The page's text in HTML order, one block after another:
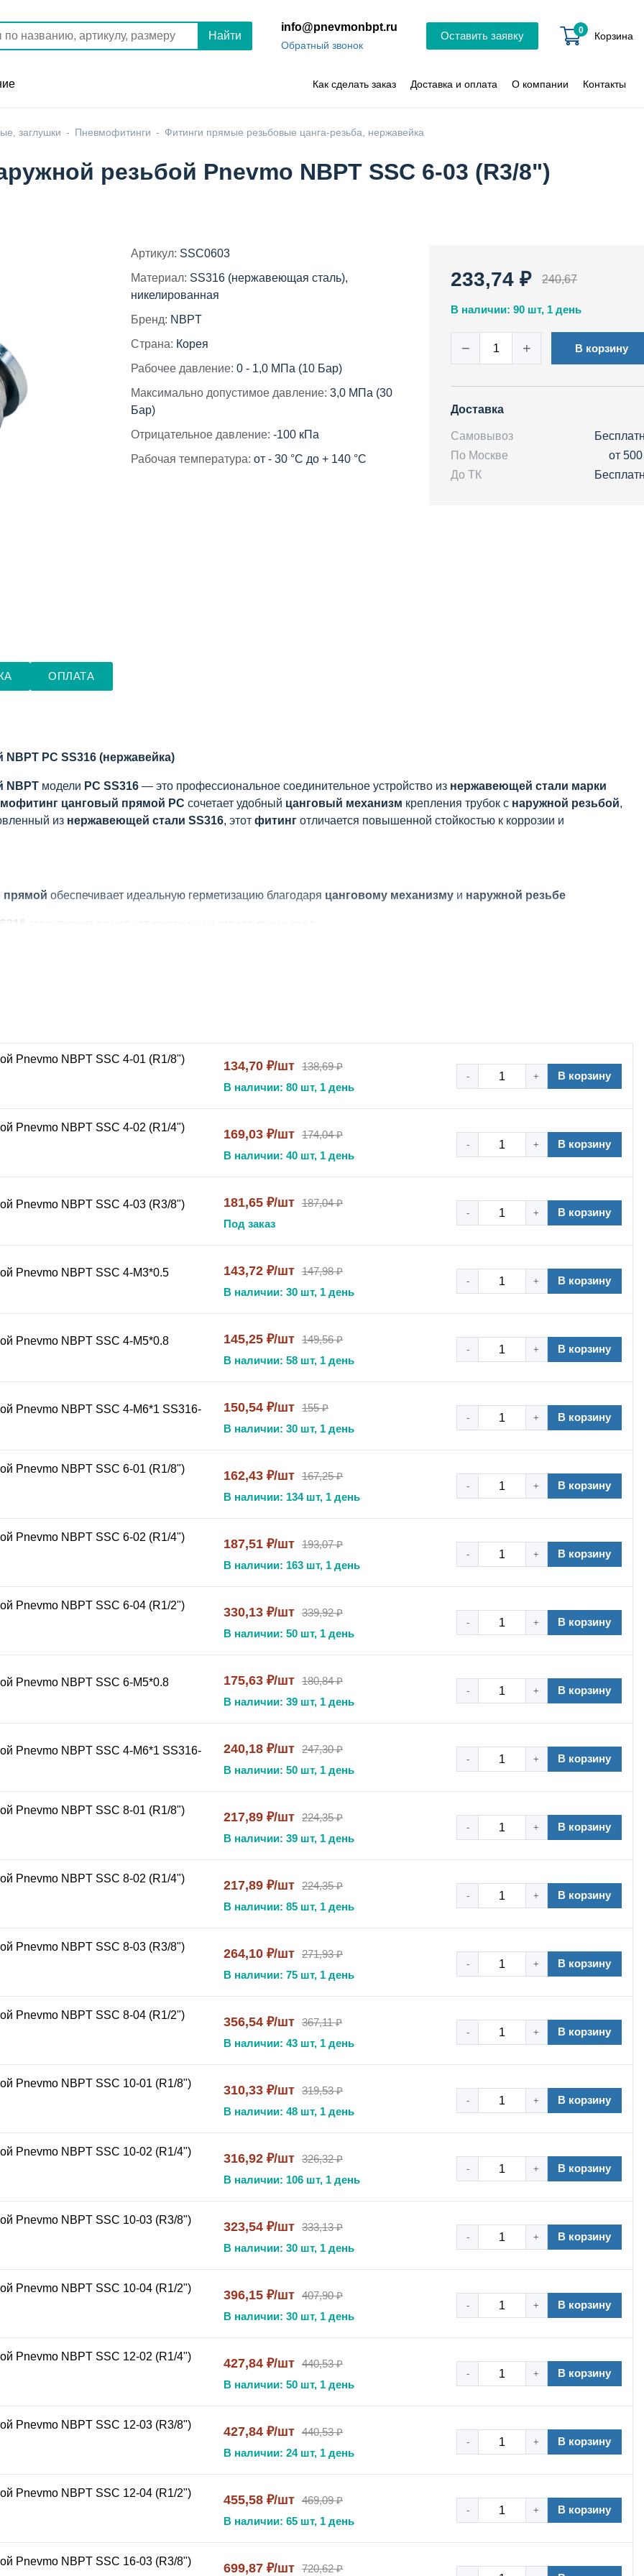
Найти
info@pnevmonbpt.ru
Обратный звонок
Оставить заявку 0 Корзина
Как сделать заказ Доставка и оплата О компании Контакты
заглушки Пневмофитинги Фитинги прямые резьбовые цанга-резьба, нержавейка
резьбой Pnevmo NBPT SSC 6-03 (R3/8")
Артикул: SSC0603
Материал: SS316 (нержавеющая сталь),
никелированная
Бренд: NBPT
Страна: Корея
Рабочее давление: 0 - 1,0 МПа (10 Бар)
Максимально допустимое давление: 3,0 МПа (30
Бар)
Отрицательное давление: -100 кПа
Рабочая температура: от - 30 °C до + 140 °C
233,74 ₽ 240,67
В наличии: 90 шт, 1 день
− + В корзину
Доставка
Самовывоз
По Москве
от
До ТК
ОПЛАТА
PC SS316 (нержавейка)
NBPT модели PC SS316 — это профессиональное соединительное устройство из нержавеющей стали марки
цанговый прямой PC сочетает удобный цанговый механизм крепления трубок с наружной резьбой,
из нержавеющей стали SS316, этот фитинг отличается повышенной стойкостью к коррозии и
прямой обеспечивает идеальную герметизацию благодаря цанговому механизму и наружной резьбе
и химической промышленности
PC SS316 применяется:
давления
PC SS316 — это профессиональное решение для:
для ответственных соединений в промышленных пневмосистемах!
Pnevmo NBPT SSC 4-01 (R1/8")
134,70 ₽/шт 138,69 ₽
В наличии: 80 шт, 1 день
- + В корзину
Pnevmo NBPT SSC 4-02 (R1/4")
169,03 ₽/шт 174,04 ₽
В наличии: 40 шт, 1 день
- + В корзину
Pnevmo NBPT SSC 4-03 (R3/8")
181,65 ₽/шт 187,04 ₽
Под заказ
- + В корзину
Pnevmo NBPT SSC 4-М3*0.5
143,72 ₽/шт 147,98 ₽
В наличии: 30 шт, 1 день
- + В корзину
Pnevmo NBPT SSC 4-М5*0.8
145,25 ₽/шт 149,56 ₽
В наличии: 58 шт, 1 день
- + В корзину
Pnevmo NBPT SSC 4-М6*1 SS316-
150,54 ₽/шт 155 ₽
В наличии: 30 шт, 1 день
- + В корзину
Pnevmo NBPT SSC 6-01 (R1/8")
162,43 ₽/шт 167,25 ₽
В наличии: 134 шт, 1 день
- + В корзину
Pnevmo NBPT SSC 6-02 (R1/4")
187,51 ₽/шт 193,07 ₽
В наличии: 163 шт, 1 день
- + В корзину
Pnevmo NBPT SSC 6-04 (R1/2")
330,13 ₽/шт 339,92 ₽
В наличии: 50 шт, 1 день
- + В корзину
Pnevmo NBPT SSC 6-М5*0.8
175,63 ₽/шт 180,84 ₽
В наличии: 39 шт, 1 день
- + В корзину
Pnevmo NBPT SSC 4-М6*1 SS316-
240,18 ₽/шт 247,30 ₽
В наличии: 50 шт, 1 день
- + В корзину
Pnevmo NBPT SSC 8-01 (R1/8")
217,89 ₽/шт 224,35 ₽
В наличии: 39 шт, 1 день
- + В корзину
Pnevmo NBPT SSC 8-02 (R1/4")
217,89 ₽/шт 224,35 ₽
В наличии: 85 шт, 1 день
- + В корзину
Pnevmo NBPT SSC 8-03 (R3/8")
264,10 ₽/шт 271,93 ₽
В наличии: 75 шт, 1 день
- + В корзину
Pnevmo NBPT SSC 8-04 (R1/2")
356,54 ₽/шт 367,11 ₽
В наличии: 43 шт, 1 день
- + В корзину
Pnevmo NBPT SSC 10-01 (R1/8")
310,33 ₽/шт 319,53 ₽
В наличии: 48 шт, 1 день
- + В корзину
Pnevmo NBPT SSC 10-02 (R1/4")
316,92 ₽/шт 326,32 ₽
В наличии: 106 шт, 1 день
- + В корзину
Pnevmo NBPT SSC 10-03 (R3/8")
323,54 ₽/шт 333,13 ₽
В наличии: 30 шт, 1 день
- + В корзину
Pnevmo NBPT SSC 10-04 (R1/2")
396,15 ₽/шт 407,90 ₽
В наличии: 30 шт, 1 день
- + В корзину
Pnevmo NBPT SSC 12-02 (R1/4")
427,84 ₽/шт 440,53 ₽
В наличии: 50 шт, 1 день
- + В корзину
Pnevmo NBPT SSC 12-03 (R3/8")
427,84 ₽/шт 440,53 ₽
В наличии: 24 шт, 1 день
- + В корзину
Pnevmo NBPT SSC 12-04 (R1/2")
455,58 ₽/шт 469,09 ₽
В наличии: 65 шт, 1 день
- + В корзину
Pnevmo NBPT SSC 16-03 (R3/8")
699,87 ₽/шт 720,62 ₽